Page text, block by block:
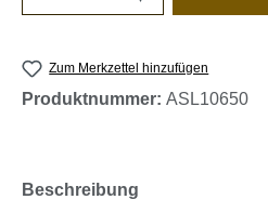
Zum Merkzettel hinzufügen
Produktnummer: ASL10650
Beschreibung